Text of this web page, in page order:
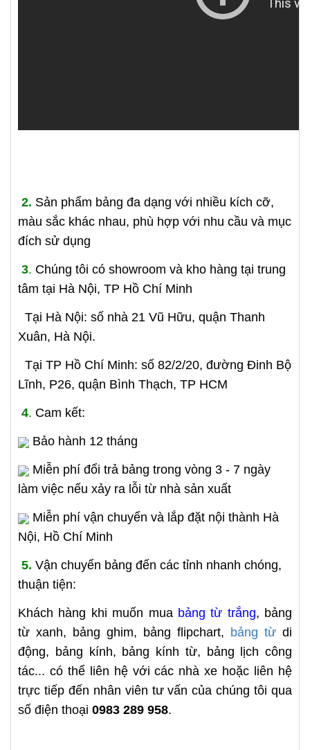
2. Sản phẩm bảng đa dạng với nhiều kích cỡ,
màu sắc khác nhau, phù hợp với nhu cầu và mục
đích sử dụng
3. Chúng tôi có showroom và kho hàng tại trung
tâm tại Hà Nội, TP Hồ Chí Minh
Tại Hà Nội: số nhà 21 Vũ Hữu, quận Thanh
Xuân, Hà Nội.
Tại TP Hồ Chí Minh: số 82/2/20, đường Đinh Bộ
Lĩnh, P26, quận Bình Thạch, TP HCM
4. Cam kết:
Bảo hành 12 tháng
Miễn phí đổi trả bảng trong vòng 3 - 7 ngày
làm việc nếu xảy ra lỗi từ nhà sản xuất
Miễn phí vận chuyển và lắp đặt nội thành Hà
Nội, Hồ Chí Minh
5. Vận chuyển bảng đến các tỉnh nhanh chóng,
thuận tiện:
Khách hàng khi muốn mua bảng từ trắng, bảng
từ xanh, bảng ghim, bảng flipchart, bảng từ di
động, bảng kính, bảng kính từ, bảng lịch công
tác... có thể liên hệ với các nhà xe hoặc liên hệ
trực tiếp đến nhân viên tư vấn của chúng tôi qua
số điện thoại 0983 289 958.